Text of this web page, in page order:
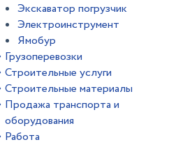
Экскаватор погрузчик
Электроинструмент
Ямобур
Грузоперевозки
Строительные услуги
Строительные материалы
Продажа транспорта и
оборудования
Работа